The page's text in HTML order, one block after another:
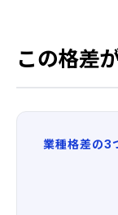
この格差
業種格差の3